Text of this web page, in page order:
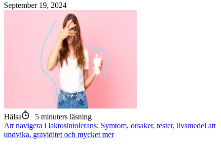
September 19, 2024
Hälsa 5 minuters läsning
Att navigera i laktosintolerans: Symtom, orsaker, tester, livsmedel att
undvika, graviditet och mycket mer